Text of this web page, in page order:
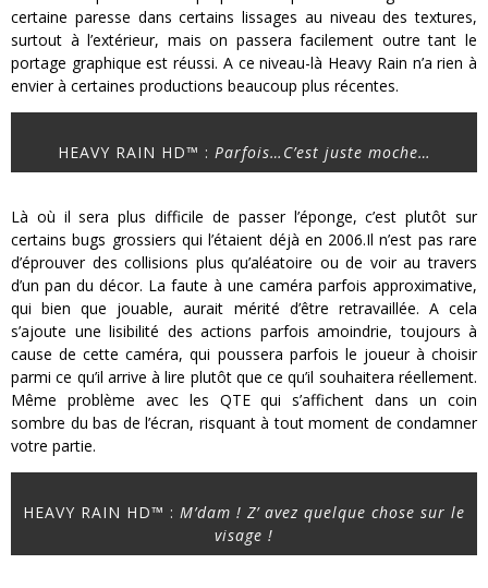
certaine paresse dans certains lissages au niveau des textures,
surtout à l’extérieur, mais on passera facilement outre tant le
portage graphique est réussi. A ce niveau-là Heavy Rain n’a rien à
envier à certaines productions beaucoup plus récentes.
HEAVY RAIN HD™ : Parfois…C’est juste moche…
Là où il sera plus difficile de passer l’éponge, c’est plutôt sur
certains bugs grossiers qui l’étaient déjà en 2006.Il n’est pas rare
d’éprouver des collisions plus qu’aléatoire ou de voir au travers
d’un pan du décor. La faute à une caméra parfois approximative,
qui bien que jouable, aurait mérité d’être retravaillée. A cela
s’ajoute une lisibilité des actions parfois amoindrie, toujours à
cause de cette caméra, qui poussera parfois le joueur à choisir
parmi ce qu’il arrive à lire plutôt que ce qu’il souhaitera réellement.
Même problème avec les QTE qui s’affichent dans un coin
sombre du bas de l’écran, risquant à tout moment de condamner
votre partie.
HEAVY RAIN HD™ : M’dam ! Z’ avez quelque chose sur le
visage !